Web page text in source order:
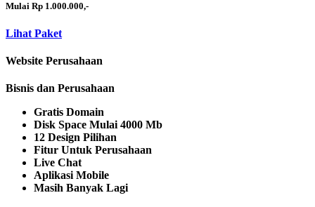
Mulai Rp 1.000.000,-
Lihat Paket
Website Perusahaan
Bisnis dan Perusahaan
Gratis Domain
Disk Space Mulai 4000 Mb
12 Design Pilihan
Fitur Untuk Perusahaan
Live Chat
Aplikasi Mobile
Masih Banyak Lagi